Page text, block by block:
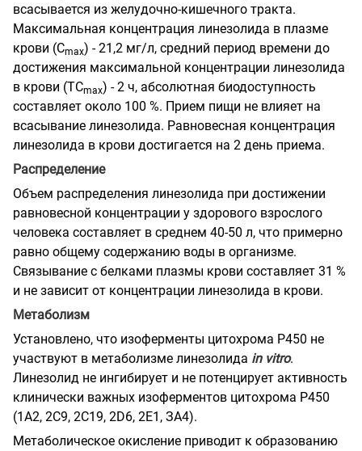
всасывается из желудочно-кишечного тракта.
Максимальная концентрация линезолида в плазме
крови (Сmах) -21,2 мг/л, средний период времени до
достижения максимальной концентрации линезолида
в крови (ТСmах) - 2 ч, абсолютная биодоступность
составляет около 100 %. Прием пищи не влияет на
всасывание линезолида. Равновесная концентрация
линезолида в крови достигается на 2 день приема.
Распределение
Объем распределения линезолида при достижении
равновесной концентрации у здорового взрослого
человека составляет в среднем 40-50 л, что примерно
равно общему содержанию воды в организме.
Связывание с белками плазмы крови составляет 31 %
и не зависит от концентрации линезолида в крови.
Метаболизм
Установлено, что изоферменты цитохрома Р450 не
участвуют в метаболизме линезолида in vitro.
Линезолид не ингибирует и не потенцирует активность
клинически важных изоферментов цитохрома Р450
(1А2, 2С9, 2С19, 2D6, 2Е1, ЗА4).
Метаболическое окисление приводит к образованию